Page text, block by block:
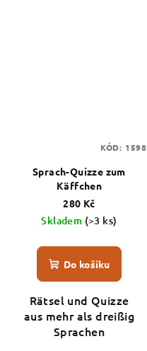
Sprach-Quizze zum
Käffchen
280 Kč
Skladem (>3 ks)
Do košíku
Rätsel und Quizze
aus mehr als dreißig
Sprachen
KÓD: 1598